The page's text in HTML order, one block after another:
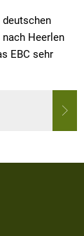
deutschen
Heerlen
EBC sehr